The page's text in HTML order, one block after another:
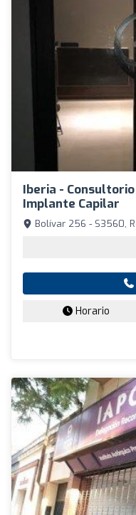
Iberia -
Implante Capilar
Bolívar 256 - S3560,
Horario